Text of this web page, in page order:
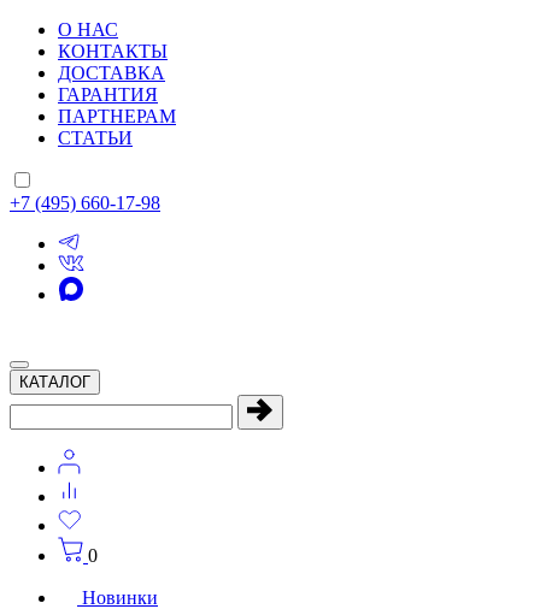
О НАС
КОНТАКТЫ
ДОСТАВКА
ГАРАНТИЯ
ПАРТНЕРАМ
СТАТЬИ
+7 (495) 660-17-98
КАТАЛОГ
0
Новинки